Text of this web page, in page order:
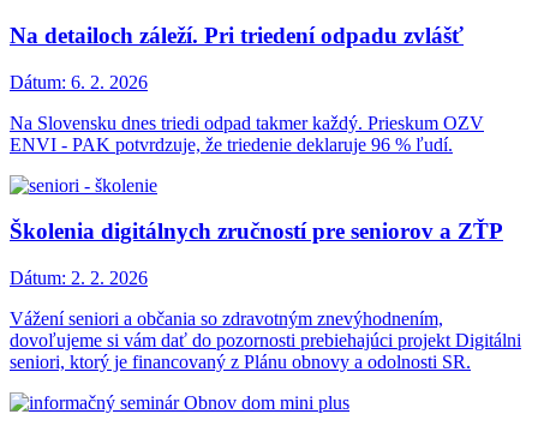
Na detailoch záleží. Pri triedení odpadu zvlášť
Dátum: 6. 2. 2026
Na Slovensku dnes triedi odpad takmer každý. Prieskum OZV
ENVI - PAK potvrdzuje, že triedenie deklaruje 96 % ľudí.
Školenia digitálnych zručností pre seniorov a ZŤP
Dátum: 2. 2. 2026
Vážení seniori a občania so zdravotným znevýhodnením,
dovoľujeme si vám dať do pozornosti prebiehajúci projekt Digitálni
seniori, ktorý je financovaný z Plánu obnovy a odolnosti SR.